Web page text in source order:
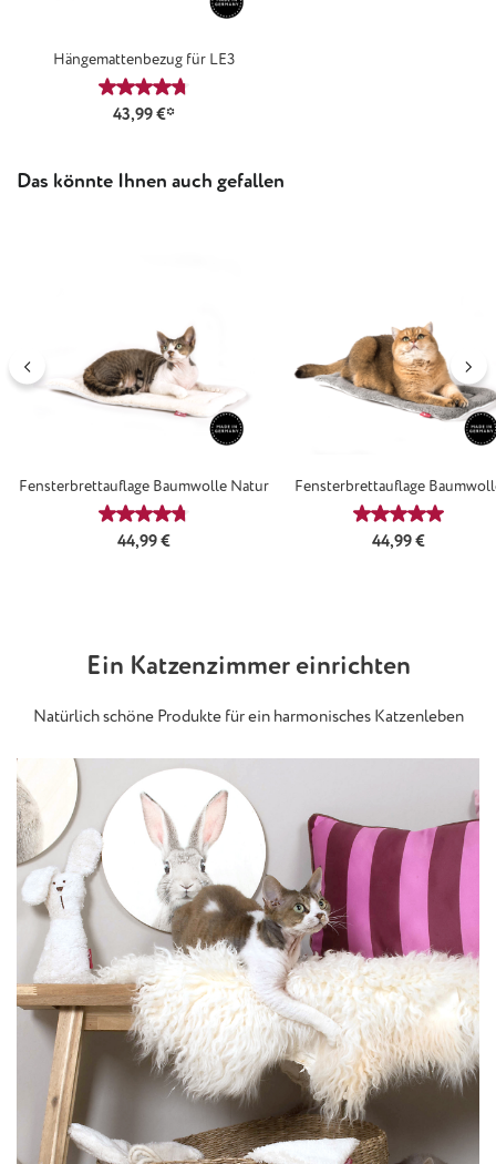
Hängemattenbezug für LE3
Durchschnittliche Bewertung von 4.71 von 5
43,99 €*
Produktgalerie überspringen
Das könnte Ihnen auch gefallen
Fensterbrettauflage Baumwolle Natur
Durchschnittliche Bewertung von 4.64 von 5
Regulärer Preis:
44,99 €
Fensterbrettauflage
Classicsilber
Regulärer Preis:
44,99 €
Ein Katzenzimmer einrichten
Natürlich schöne Produkte für ein harmonisches Katzenleben